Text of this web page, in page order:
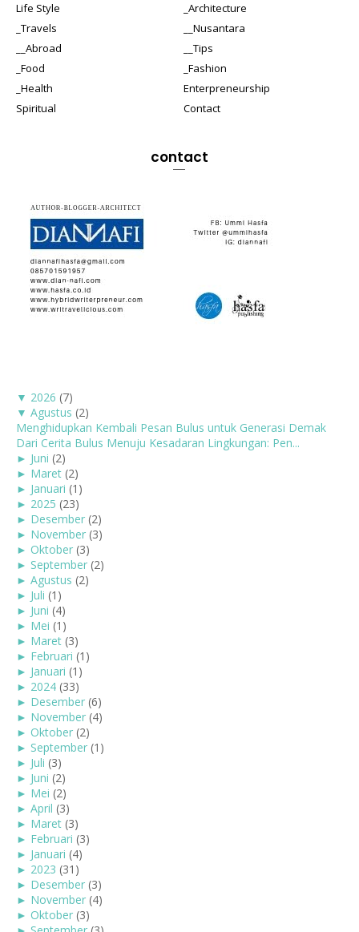
Life Style
_Architecture
_Travels
__Nusantara
__Abroad
__Tips
_Food
_Fashion
_Health
Enterpreneurship
Spiritual
Contact
contact
▼ 2026 (7)
▼ Agustus (2)
Menghidupkan Kembali Pesan Bulus untuk Generasi Demak
Dari Cerita Bulus Menuju Kesadaran Lingkungan: Pen...
► Juni (2)
► Maret (2)
► Januari (1)
► 2025 (23)
► Desember (2)
► November (3)
► Oktober (3)
► September (2)
► Agustus (2)
► Juli (1)
► Juni (4)
► Mei (1)
► Maret (3)
► Februari (1)
► Januari (1)
► 2024 (33)
► Desember (6)
► November (4)
► Oktober (2)
► September (1)
► Juli (3)
► Juni (2)
► Mei (2)
► April (3)
► Maret (3)
► Februari (3)
► Januari (4)
► 2023 (31)
► Desember (3)
► November (4)
► Oktober (3)